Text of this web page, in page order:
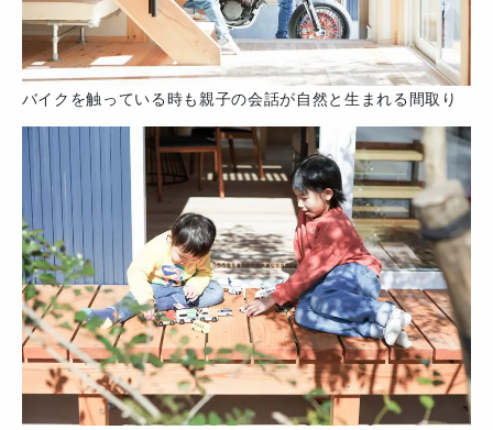
バイクを触っている時も親子の会話が自然と生まれる間取り